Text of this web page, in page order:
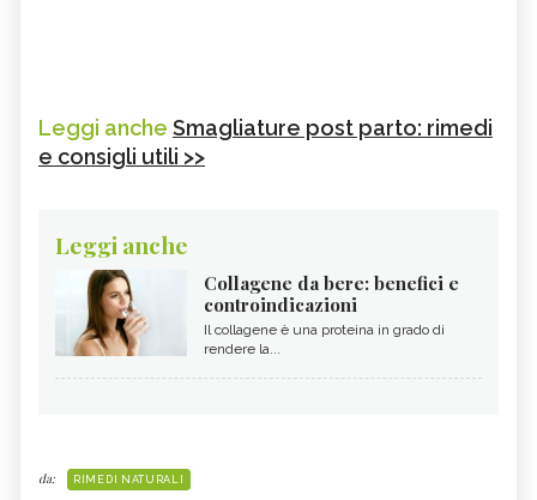
Leggi anche Smagliature post parto: rimedi
e consigli utili >>
Leggi anche
Collagene da bere: benefici e
controindicazioni
Il collagene è una proteina in grado di
rendere la...
da: RIMEDI NATURALI